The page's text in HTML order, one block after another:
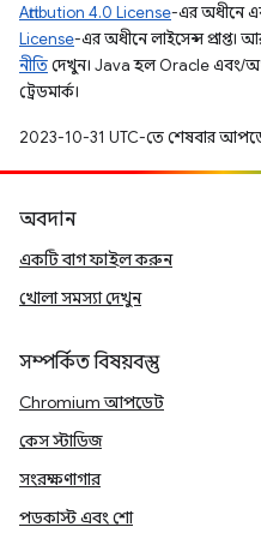
Attribution 4.0 License-এর অধীনে
License-এর অধীনে লাইসেন্স প্রাপ্ত।
নীতিদেখুন। Java হল Oracle এবং/
ট্রেডমার্ক।
2023-10-31 UTC-তে শেষবার
অবদান
একটি বাগ ফাইল করুন
খোলা সমস্যা দেখুন
সম্পর্কিত বিষয়বস্তু
Chromium আপডেট
কেস স্টাডিজ
সংরক্ষণাগার
পডকাস্ট এবং শো